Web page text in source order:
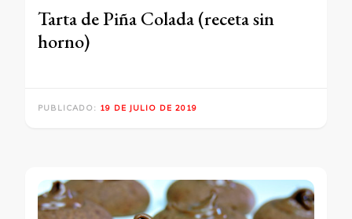
Tarta de Piña Colada (receta sin
horno)
PUBLICADO: 19 DE JULIO DE 2019